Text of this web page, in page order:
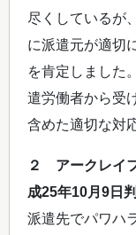
尽くしているが
に派遣元が適切
を肯定しました
遣労働者から受
含めた適切な対
２ アークレイ
成25年10月9日判
派遣先でパワハ